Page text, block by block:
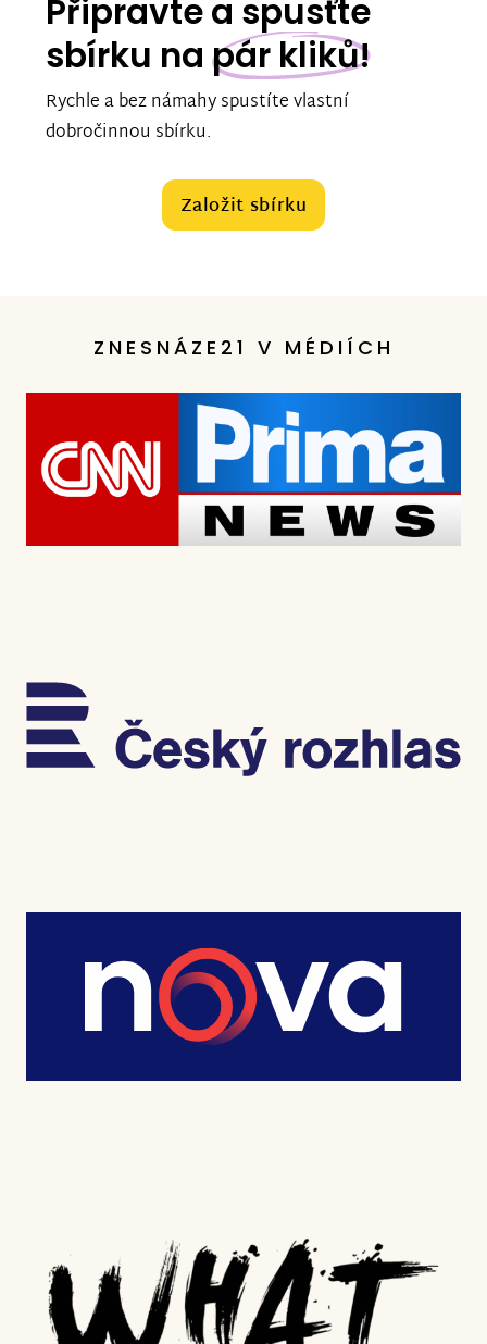
Připravte a spusťte
sbírku na pár kliků!
Rychle a bez námahy spustíte vlastní
dobročinnou sbírku.
Založit sbírku
ZNESNÁZE21 V MÉDIÍCH